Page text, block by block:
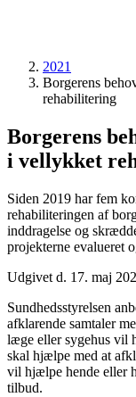
2021
Borgerens
rehabilitering
Borgerens
i vellykket
Siden 2019 har fem
rehabiliteringen af
inddragelse og
projekterne evalueret
Udgivet d. 17. maj
Sundhedsstyrelsen
afklarende samtaler
læge eller sygehus vil
skal hjælpe med at
vil hjælpe hende eller
tilbud.